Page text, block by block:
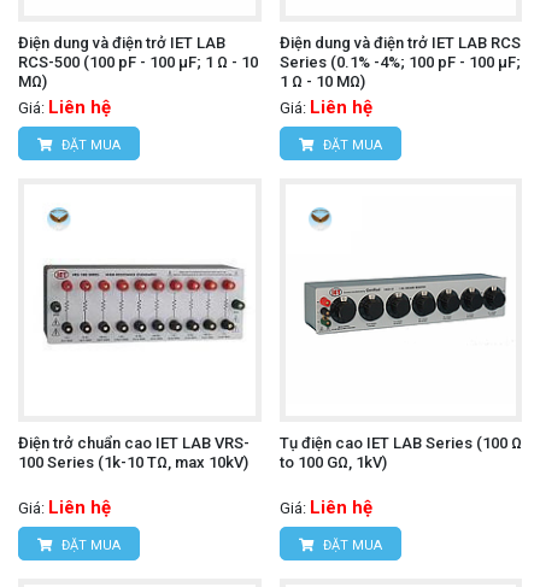
Điện dung và điện trở IET LAB
RCS-500 (100 pF - 100 µF; 1 Ω - 10
MΩ)
Giá: Liên hệ
ĐẶT MUA
Điện dung và điện trở IET LAB RCS
Series (0.1% -4%; 100 pF - 100 µF;
1 Ω - 10 MΩ)
Giá: Liên hệ
ĐẶT MUA
Điện trở chuẩn cao IET LAB VRS-
100 Series (1k-10 TΩ, max 10kV)
Giá: Liên hệ
ĐẶT MUA
Tụ điện cao IET LAB Series (100 Ω
to 100 GΩ, 1kV)
Giá: Liên hệ
ĐẶT MUA